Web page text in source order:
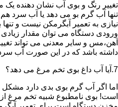
تغییر رنگ و بوی آب نشان دهنده
تنها آب گرم بو می دهد یا آب سرد
نیازی به تعمیر آبگرمکن نیست و
ورودی دستگاه می توان مقدار
آهن،مس و سایر معدنی می تواند
داشته باشد که در این صورت آب
7.آیا آب داغ بوی تخم مرغ می دهد؟
اما اگر آب گرم بوی بدی دارد
است! بوی نامطبوع شبیه تخم مرغ